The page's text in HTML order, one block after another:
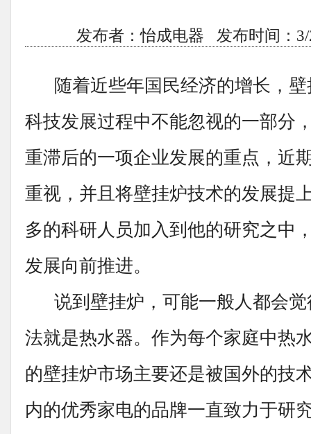
发布者：怡成电器 发布时间：3/
随着近些年国民经济的增长，壁
科技发展过程中不能忽视的一部分
重滞后的一项企业发展的重点，近
重视，并且将壁挂炉技术的发展提
多的科研人员加入到他的研究之中
发展向前推进。
说到壁挂炉，可能一般人都会觉
法就是热水器。作为每个家庭中热
的壁挂炉市场主要还是被国外的技
内的优秀家电的品牌一直致力于研